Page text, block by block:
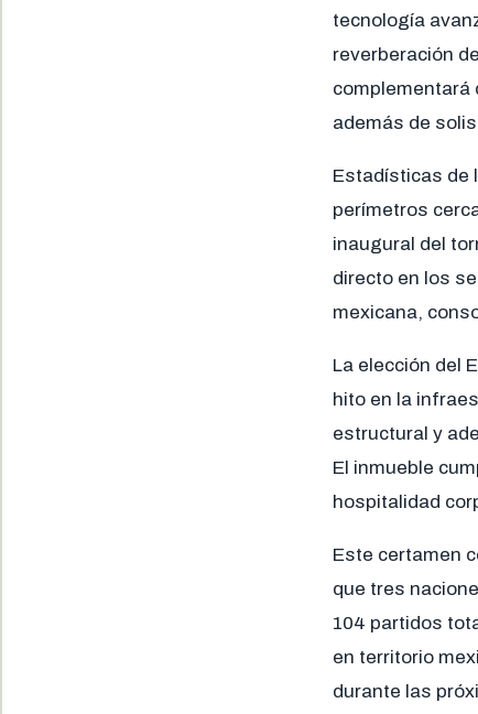
tecnología
reverberación
complementará
además de
Estadísticas de
perímetros
inaugural del
directo en los
mexicana,
La elección del
hito en la
estructural y
El inmueble
hospitalidad
Este certamen
que tres
104 partidos
en territorio
durante las